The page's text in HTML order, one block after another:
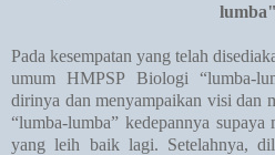
lumba"
Pada kesempatan yang telah
umum HMPSP Biologi “lumba-
dirinya dan menyampaikan visi dan
“lumba-lumba” kedepannya
yang leih baik lagi. Setelahnya,